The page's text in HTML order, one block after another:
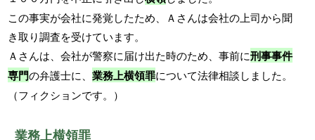
この事実が会社に発覚したため、Ａさんは会社の上司から聞
き取り調査を受けています。
Ａさんは、会社が警察に届け出た時のため、事前に刑事事件
専門の弁護士に、業務上横領罪について法律相談しました。
（フィクションです。）
業務上横領罪